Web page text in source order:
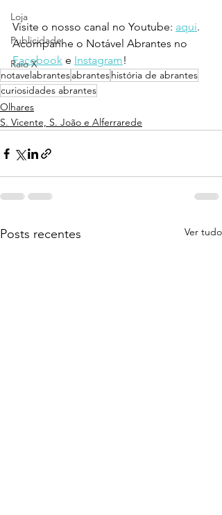
Loja
Publicidade
Raio X
Visite o nosso canal no Youtube: aqui.
Acompanhe o Notável Abrantes no
Facebook e Instagram!
notavelabrantesabranteshistória de abrantes
curiosidades abrantes
Olhares
S. Vicente, S. João e Alferrarede
Posts recentes Ver tudo